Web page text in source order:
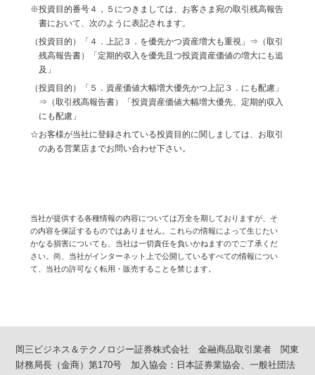
※投資目的番号４，５につきましては、お客さま宛の取引残高報告
書において、次のように表記されます。
（投資目的）「４．上記３．を優先かつ資産増大も重視」⇒（取引
残高報告書）「定期的収入を優先且つ投資資産価値の増大にも追
及」
（投資目的）「５．資産価値大幅増大優先かつ上記３．にも配慮」
⇒（取引残高報告書）「投資資産価値大幅増大優先、定期的収入
にも配慮」
☆お客様が当社に登録されている投資目的に関しましては、お取引
のある営業店までお問い合わせ下さい。
当社が提供する各種情報の内容については万全を期しておりますが、そ
の内容を保証するものではありません。これらの情報によって生じたい
かなる損害についても、当社は一切責任を負いかねますのでご了承くだ
さい。尚、当社がインターネット上で公開しているすべての情報につい
て、当社の許可なく転用・販売することを禁じます。
岡三ビジネス＆テクノロジー証券株式会社 金融商品取引業者 関東
財務局長（金商）第170号 加入協会：日本証券業協会、一般社団法